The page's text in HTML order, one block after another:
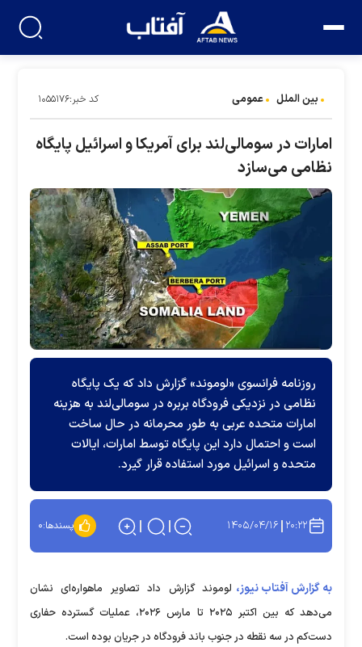
بین الملل عمومی کد خبر:۱۰۵۵۱۷۶
امارات در سومالی‌لند برای آمریکا و اسرائیل پایگاه
نظامی می‌سازد
روزنامه فرانسوی «لوموند» گزارش داد که یک پایگاه
نظامی در نزدیکی فرودگاه بربره در سومالی‌لند به هزینه
امارات متحده عربی به طور محرمانه در حال ساخت
است و احتمال دارد این پایگاه توسط امارات، ایالات
متحده و اسرائیل مورد استفاده قرار گیرد.
۲۰:۲۲ ۱۴۰۵/۰۴/۱۶ پسندها:۰
به گزارش آفتاب نیوز، لوموند گزارش داد تصاویر ماهواره‌ای نشان
می‌دهد که بین اکتبر ۲۰۲۵ تا مارس ۲۰۲۶، عملیات گسترده حفاری
دست‌کم در سه نقطه در جنوب باند فرودگاه در جریان بوده است.